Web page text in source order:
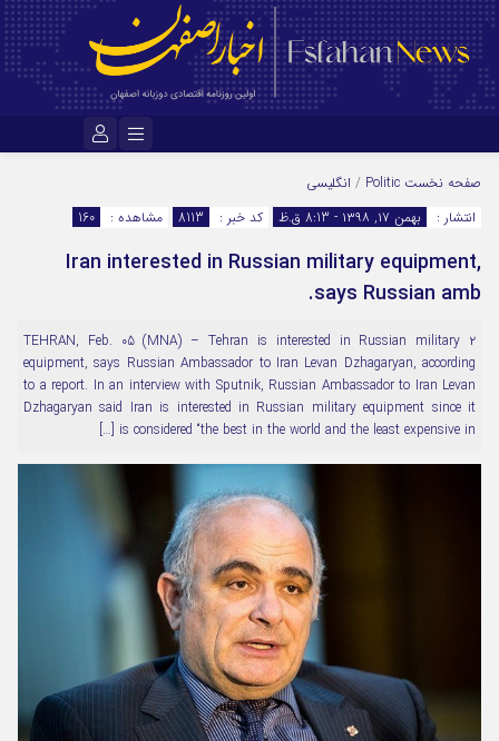
نام کاربری یا نشانی ایمیل
رمز عبور
مرا به خاطر بسپار
صفحه نخست Politic
/ انگلیسی
انتشار :
بهمن ۱۷, ۱۳۹۸ - 8:13 ق.ظ کد خبر : 8113 مشاهده : 160
Iran interested in Russian military equipment,
says Russian amb.
۲ TEHRAN, Feb. 05 (MNA) – Tehran is interested in Russian military
equipment, says Russian Ambassador to Iran Levan Dzhagaryan, according
to a report. In an interview with Sputnik, Russian Ambassador to Iran Levan
Dzhagaryan said Iran is interested in Russian military equipment since it
is considered “the best in the world and the least expensive in […]